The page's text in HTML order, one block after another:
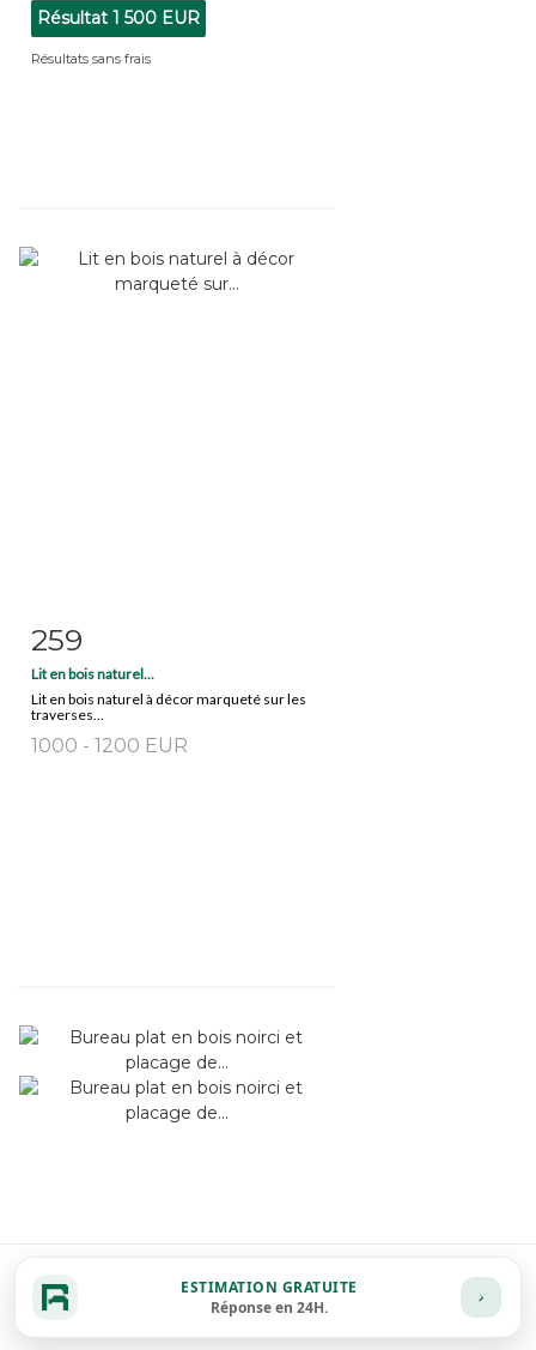
Résultat 1 500 EUR
Résultats sans frais
Fiche détaillée
259
Lit en bois naturel...
Lit en bois naturel à décor marqueté sur les
traverses...
1000 - 1200 EUR
ESTIMATION GRATUITE
Réponse en 24H.